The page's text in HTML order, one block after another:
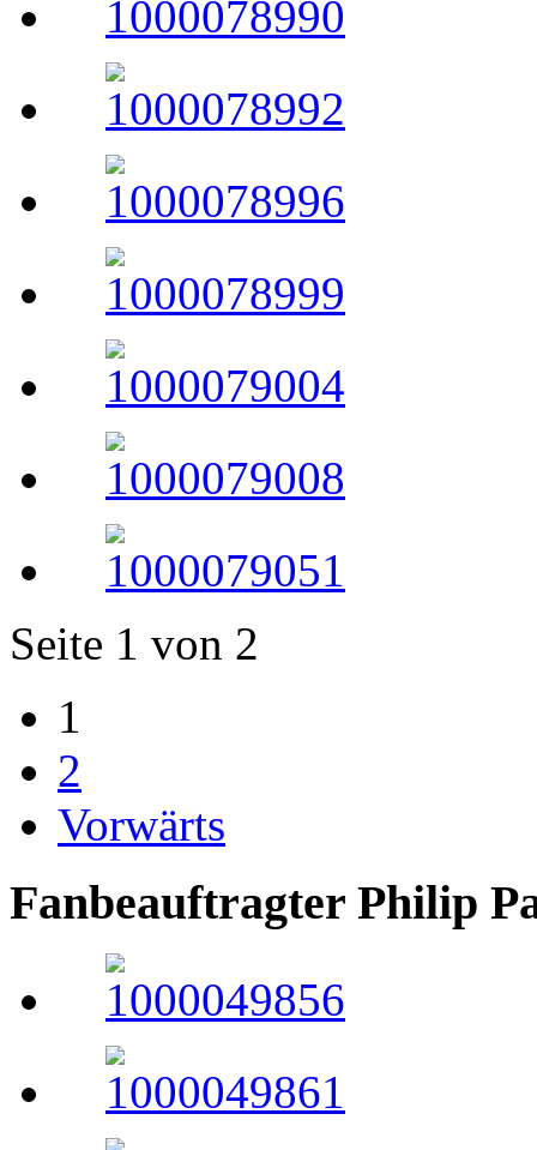
Seite 1 von 2
1
2
Vorwärts
Fanbeauftragter Philip